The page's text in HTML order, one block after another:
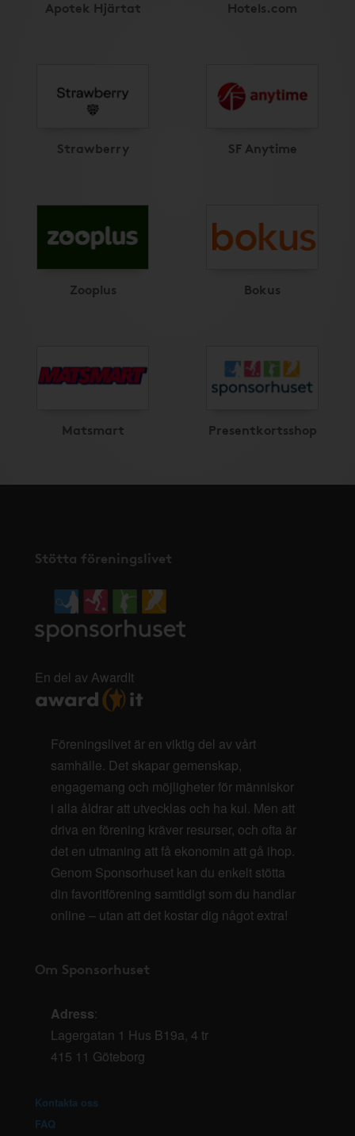
Apotek Hjärtat Hotels.com
Strawberry SF Anytime
Zooplus Bokus
Matsmart Presentkortsshop
Stötta föreningslivet
En del av AwardIt
Föreningslivet är en viktig del av vårt
samhälle. Det skapar gemenskap,
engagemang och möjligheter för människor
i alla åldrar att utvecklas och ha kul. Men att
driva en förening kräver resurser, och ofta är
det en utmaning att få ekonomin att gå ihop.
Genom Sponsorhuset kan du enkelt stötta
din favoritförening samtidigt som du handlar
online – utan att det kostar dig något extra!
Om Sponsorhuset
Adress:
Lagergatan 1 Hus B19a, 4 tr
415 11 Göteborg
Kontakta oss
FAQ